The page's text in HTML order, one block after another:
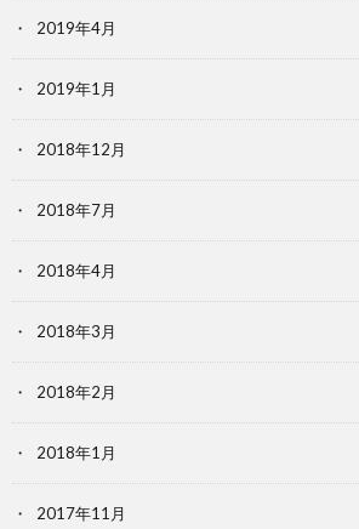
2019年4月
2019年1月
2018年12月
2018年7月
2018年4月
2018年3月
2018年2月
2018年1月
2017年11月